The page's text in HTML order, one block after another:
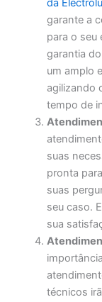
da
garante a
para o seu
garantia
um amplo
agilizando
tempo de
suas
pronta
suas
seu caso.
sua
técnicos